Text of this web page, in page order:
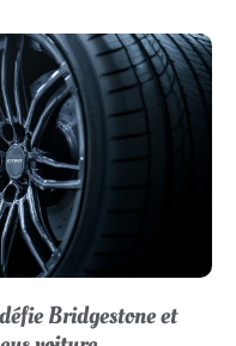
Bridgestone et